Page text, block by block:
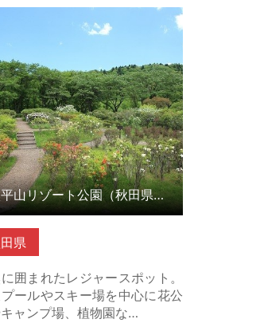
県
囲まれたレジャースポット。
ールやスキー場を中心に花公
ャンプ場、植物園な…
山リゾート公園（秋田県秋田
の詳細はこちら
太平山リゾート公園（秋田県秋田市）